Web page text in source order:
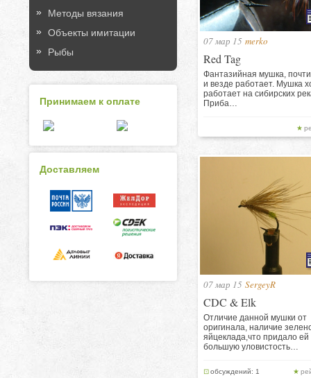
Методы вязания
Объекты имитации
Рыбы
Принимаем к оплате
Доставляем
07 мар 15 merko
Red Tag
Фантазийная мушка, почти
и везде работает. Мушка
работает на сибирских
Приба…
07 мар 15 SergeyR
CDC & Elk
Отличие данной мушки от
оригинала, наличие
яйцеклада,что придало ей
большую уловистость…
обсуждений: 1